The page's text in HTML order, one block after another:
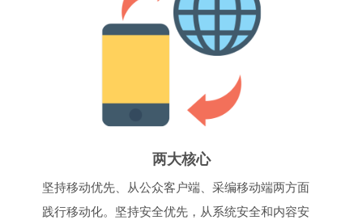
两大核心
坚持移动优先、从公众客户端、采编移动端两方面
践行移动化。坚持安全优先，从系统安全和内容安